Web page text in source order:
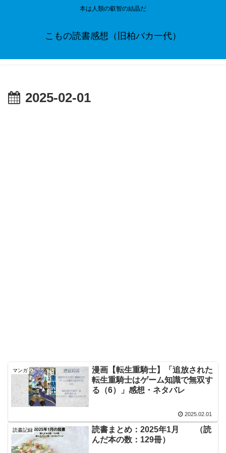
本は人類の叡智の結晶だ
こもの読書感想（旧柏バカ一代）
2025-02-01
マンガ
漫画【転生重騎士】「追放された
転生重騎士はゲーム知識で無双す
る（6）」感想・ネタバレ
2025.02.01
読書記録
読書まとめ：2025年1月 （読
んだ本の数：129冊）